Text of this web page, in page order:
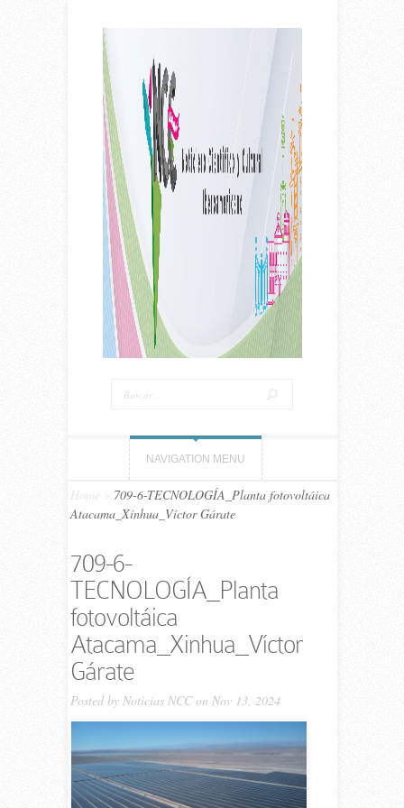
NAVIGATION MENU
Home
709-6-TECNOLOGÍA_Planta fotovoltáica
Atacama_Xinhua_Víctor Gárate
709-6-
TECNOLOGÍA_Planta
fotovoltáica
Atacama_Xinhua_Víctor
Gárate
Posted by Noticias NCCon Nov 13, 2024